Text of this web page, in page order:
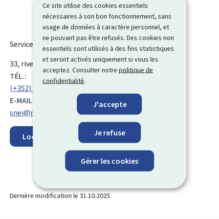
Ce site utilise des cookies essentiels
nécessaires à son bon fonctionnement, sans
usage de données à caractère personnel, et
ne pouvant pas être refusés. Des cookies non
essentiels sont utilisés à des fins statistiques
et seront activés uniquement si vous les
acceptez. Consulter notrepolitique de
confidentialité.
J'accepte
Je refuse
Gérer les cookies
Service national de l’éducation inclusive (SNEI)
ADRESSE
:
33, rives de ClausenL-2165LuxembourgLuxembourg
TÉL.:
(+352) 247 85 180
E-MAIL:
snei@men.lu
Localisez sur la carte
Dernière modification le 31.10.2025